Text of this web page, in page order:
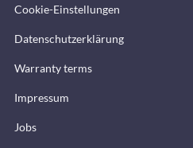
Cookie-Einstellungen
Datenschutzerklärung
Warranty terms
Impressum
Jobs